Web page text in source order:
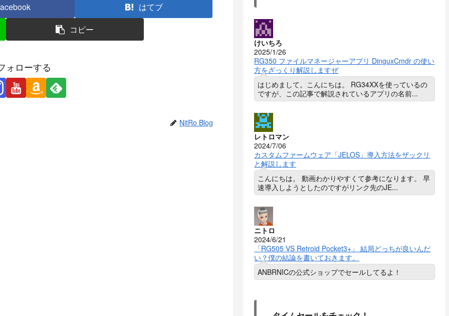
はてブ
コピー
ォローする
NitRo Blog
けいちろ
2025/1/26
RG350 ファイルマネージャーアプリ DinguxCmdr の使い
方をざっくり解説しますぜ
はじめまして。こんにちは。 RG34XXを使っているの
ですが、この記事で解説されているアプリの名前...
レトロマン
2024/7/06
カスタムファームウェア「JELOS」導入方法をザックリ
と解説します
こんにちは。 動画わかりやすくて参考になります。 早
速導入しようとしたのですがリンク先のJE...
ニトロ
2024/6/21
「RG505 VS Retroid Pocket3+」 結局どっちが良いんだ
い？僕の結論を書いておきます。
ANBRNICの公式ショップでセールしてるよ！